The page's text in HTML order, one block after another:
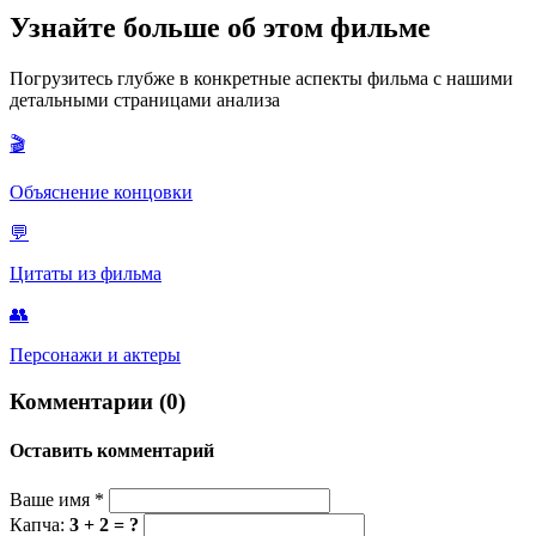
субкультуре.
Нет, "La Onda", как и другие банды в фильме, является
вымышленной. Однако она была создана по образу и подобию
тюремной банды "La Eme", также известной как
Мексиканская мафия. Сценаристы использовали реальные
Узнайте больше об этом фильме
Погрузитесь глубже в конкретные аспекты фильма с нашими
детальными страницами анализа
🎬
Объяснение концовки
💬
Цитаты из фильма
👥
Персонажи и актеры
Комментарии (0)
Оставить комментарий
Ваше имя *
Капча: 3 + 2 = ?